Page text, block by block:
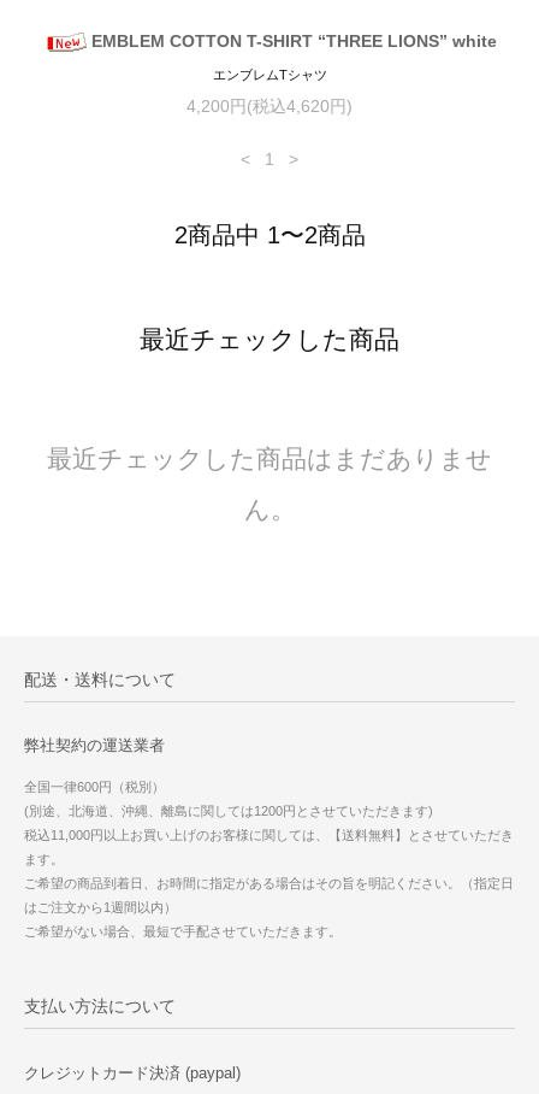
EMBLEM COTTON T-SHIRT “THREE LIONS” white
エンブレムTシャツ
4,200円(税込4,620円)
< 1 >
2商品中 1〜2商品
最近チェックした商品
最近チェックした商品はまだありませ
ん。
配送・送料について
弊社契約の運送業者
全国一律600円（税別）
(別途、北海道、沖縄、離島に関しては1200円とさせていただきます)
税込11,000円以上お買い上げのお客様に関しては、【送料無料】とさせていただき
ます。
ご希望の商品到着日、お時間に指定がある場合はその旨を明記ください。（指定日
はご注文から1週間以内）
ご希望がない場合、最短で手配させていただきます。
支払い方法について
クレジットカード決済 (paypal)